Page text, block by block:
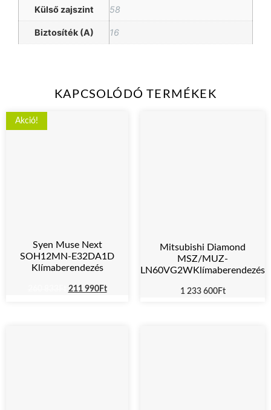
Külső zajszint 58
Biztosíték (A) 16
KAPCSOLÓDÓ TERMÉKEK
Akció!
Syen Muse Next
SOH12MN-E32DA1D
Klímaberendezés
211 990Ft
Mitsubishi Diamond
MSZ/MUZ-
LN60VG2WKlímaberendezés
1 233 600Ft